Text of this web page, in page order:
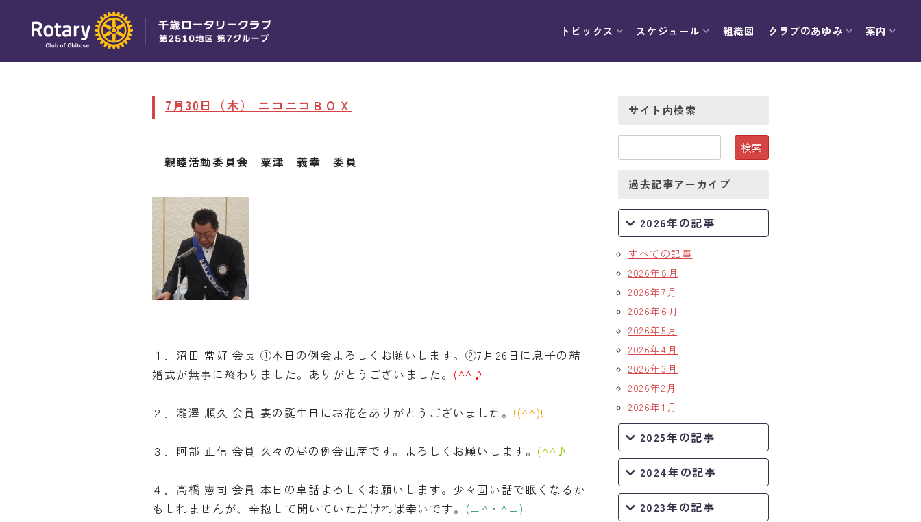
トピックス スケジュール 組織図 クラブのあゆみ 案内
7月30日（木） ニコニコＢＯＸ
親睦活動委員会 粟津 義幸 委員
１．沼田 常好 会長 ①本日の例会よろしくお願いします。②7月26日に息子の結
婚式が無事に終わりました。ありがとうございました。 (^^♪
２．瀧澤 順久 会員 妻の誕生日にお花をありがとうございました。 !(^^)!
３．阿部 正信 会員 久々の昼の例会出席です。よろしくお願いします。 (^^♪
４．高橋 憲司 会員 本日の卓話よろしくお願いします。少々固い話で眠くなるか
もしれませんが、辛抱して聞いていただければ幸いです。 (=^・^=)
サイト内検索
過去記事アーカイブ
2026年の記事
すべての記事
2026年8月
2026年7月
2026年6月
2026年5月
2026年4月
2026年3月
2026年2月
2026年1月
2025年の記事
2024年の記事
2023年の記事